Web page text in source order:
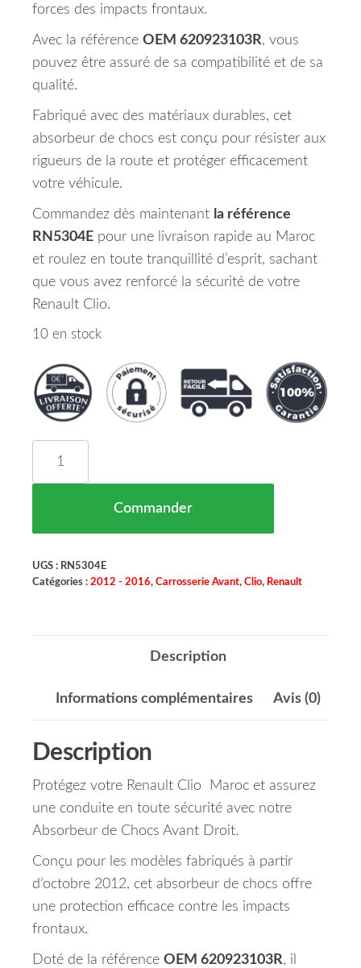
forces des impacts frontaux.
Avec la référence OEM 620923103R, vous
pouvez être assuré de sa compatibilité et de sa
qualité.
Fabriqué avec des matériaux durables, cet
absorbeur de chocs est conçu pour résister aux
rigueurs de la route et protéger efficacement
votre véhicule.
Commandez dès maintenant la référence
RN5304E pour une livraison rapide au Maroc
et roulez en toute tranquillité d’esprit, sachant
que vous avez renforcé la sécurité de votre
Renault Clio.
10 en stock
Commander
UGS : RN5304E
Catégories : 2012 - 2016, Carrosserie Avant, Clio, Renault
Description
Informations complémentaires Avis (0)
Description
Protégez votre Renault Clio Maroc et assurez
une conduite en toute sécurité avec notre
Absorbeur de Chocs Avant Droit.
Conçu pour les modèles fabriqués à partir
d’octobre 2012, cet absorbeur de chocs offre
une protection efficace contre les impacts
frontaux.
Doté de la référence OEM 620923103R, il